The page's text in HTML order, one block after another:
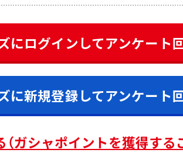
にログインしてアンケート
に新規登録してアンケート
ガシャポイントを獲得する